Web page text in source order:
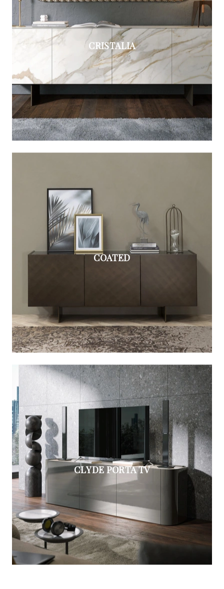
CRISTALIA
COATED
CLYDE PORTA TV